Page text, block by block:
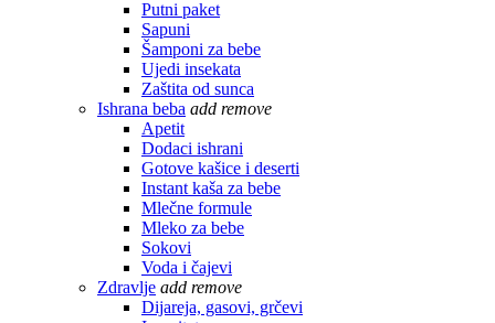
Putni paket
Sapuni
Šamponi za bebe
Ujedi insekata
Zaštita od sunca
Ishrana beba add remove
Apetit
Dodaci ishrani
Gotove kašice i deserti
Instant kaša za bebe
Mlečne formule
Mleko za bebe
Sokovi
Voda i čajevi
Zdravlje add remove
Dijareja, gasovi, grčevi